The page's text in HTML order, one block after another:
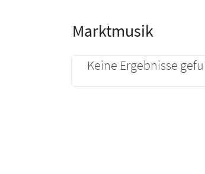
Marktmusik
Keine Ergebnisse